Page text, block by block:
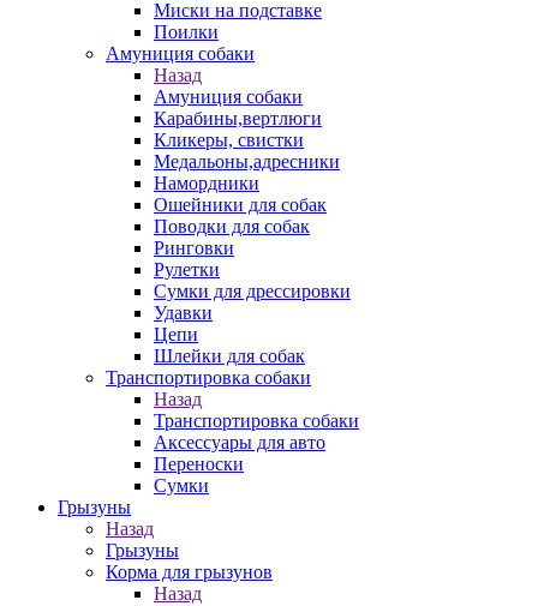
Миски на подставке
Поилки
Амуниция собаки
Назад
Амуниция собаки
Карабины,вертлюги
Кликеры, свистки
Медальоны,адресники
Намордники
Ошейники для собак
Поводки для собак
Ринговки
Рулетки
Сумки для дрессировки
Удавки
Цепи
Шлейки для собак
Транспортировка собаки
Назад
Транспортировка собаки
Аксессуары для авто
Переноски
Сумки
Грызуны
Назад
Грызуны
Корма для грызунов
Назад